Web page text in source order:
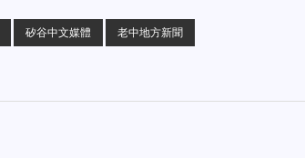
矽谷中文媒體
老中地方新聞